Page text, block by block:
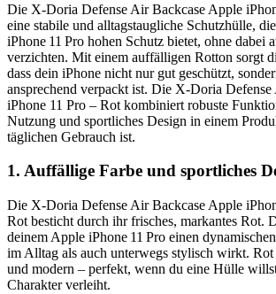
Die X-Doria Defense Air Backcase Apple
eine stabile und alltagstaugliche Schutzhülle,
iPhone 11 Pro hohen Schutz bietet, ohne dabei
verzichten. Mit einem auffälligen Rotton sorgt
dass dein iPhone nicht nur gut geschützt,
ansprechend verpackt ist. Die X-Doria
iPhone 11 Pro – Rot kombiniert robuste
Nutzung und sportliches Design in einem
täglichen Gebrauch ist.
1. Auffällige Farbe und sportliches
Die X-Doria Defense Air Backcase Apple
Rot besticht durch ihr frisches, markantes Rot.
deinem Apple iPhone 11 Pro einen
im Alltag als auch unterwegs stylisch wirkt. Rot
und modern – perfekt, wenn du eine Hülle
Charakter verleiht.